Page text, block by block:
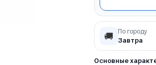
🚚 По городу
Завтра
Основные